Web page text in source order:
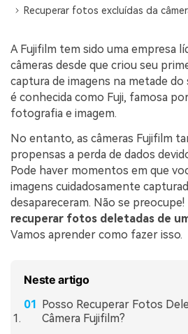
Recoverit Grátis
Recupere dados perdidos/
Outros Produtos
Repairit - Reparar Dados
UBackit - Backup de Dados
ENCONTRAR MAIS
Teste Online
Recuperar fotos excluídas da
A Fujifilm tem sido uma empresa
câmeras desde que criou seu
captura de imagens na metade do
é conhecida como Fuji, famosa
fotografia e imagem.
No entanto, as câmeras Fujifilm
propensas a perda de dados
Pode haver momentos em que
imagens cuidadosamente
desapareceram. Não se
recuperar fotos deletadas de
Vamos aprender como fazer isso.
Neste artigo
Posso Recuperar Fotos
Câmera Fujifilm?